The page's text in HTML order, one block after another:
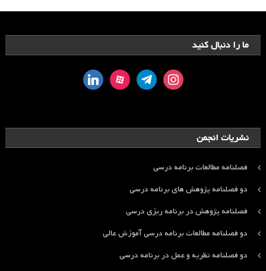
ما را دنبال کنید
instagram
telegram
aparat
linkedin
نشریات انجمن
فصلنامه مطالعات برنامه درسی
دو فصلنامه پژوهش های برنامه درسی
فصلنامه پژوهش در برنامه ریزی درسی
دو فصلنامه مطالعات برنامه درسی آموزش عالی
دو فصلنامه نظریه و عمل در برنامه درسی